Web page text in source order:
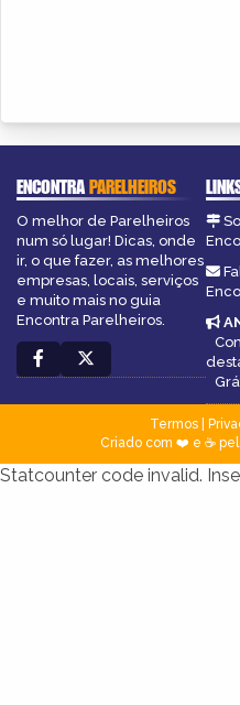
ENCONTRAPARELHEIROS
O melhor de Parelheiros
num só lugar! Dicas, onde
ir, o que fazer, as melhores
empresas, locais, serviços
e muito mais no guia
Encontra Parelheiros.
Termos|
Criado com ❤️ e ☕
Statcounter code invalid.